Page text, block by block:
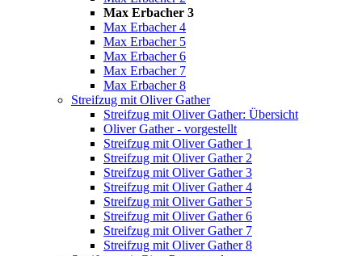
Max Erbacher 3
Max Erbacher 4
Max Erbacher 5
Max Erbacher 6
Max Erbacher 7
Max Erbacher 8
Streifzug mit Oliver Gather
Streifzug mit Oliver Gather: Übersicht
Oliver Gather - vorgestellt
Streifzug mit Oliver Gather 1
Streifzug mit Oliver Gather 2
Streifzug mit Oliver Gather 3
Streifzug mit Oliver Gather 4
Streifzug mit Oliver Gather 5
Streifzug mit Oliver Gather 6
Streifzug mit Oliver Gather 7
Streifzug mit Oliver Gather 8